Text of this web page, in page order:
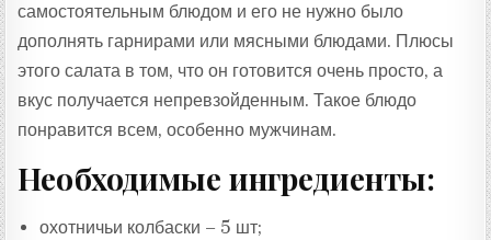
самостоятельным блюдом и его не нужно было
дополнять гарнирами или мясными блюдами. Плюсы
этого салата в том, что он готовится очень просто, а
вкус получается непревзойденным. Такое блюдо
понравится всем, особенно мужчинам.
Необходимые ингредиенты:
охотничьи колбаски – 5 шт;